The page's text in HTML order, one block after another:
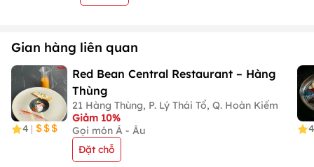
Gian hàng liên quan
4 |
Red Bean Central Restaurant – Hàng
Thùng
21 Hàng Thùng, P. Lý Thái Tổ, Q. Hoàn Kiếm
Giảm 10%
Gọi món Á - Âu
Đặt chỗ
4